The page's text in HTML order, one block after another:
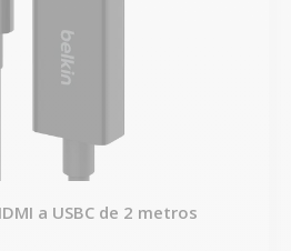
a USBC de 2 metros